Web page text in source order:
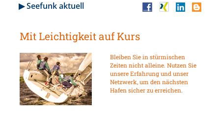
▶ Seefunk aktuell
Mit Leichtigkeit auf Kurs
Bleiben Sie in stürmischen
Zeiten nicht alleine. Nutzen Sie
unsere Erfahrung und unser
Netzwerk, um den nächsten
Hafen sicher zu erreichen.